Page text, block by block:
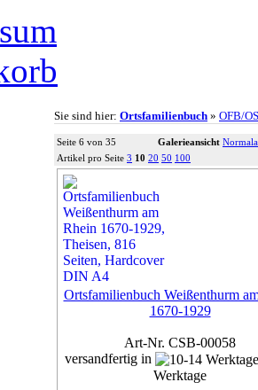
Sie sind hier: Ortsfamilienbuch » OFB/
Seite 6 von 35 Galerieansicht
Artikel pro Seite 3 10 20 50 100
Ortsfamilienbuch Weißenthurm
1670-1929
Art-Nr. CSB-00058
versandfertig in
Werktage